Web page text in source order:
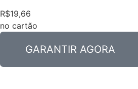
R$19,66
no cartão
GARANTIR AGORA